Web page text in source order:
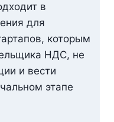
в
для
которым
НДС, не
и вести
этапе